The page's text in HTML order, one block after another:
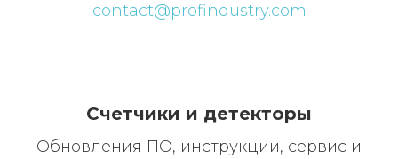
contact@profindustry.com
Счетчики и детекторы
Обновления ПО, инструкции, сервис и